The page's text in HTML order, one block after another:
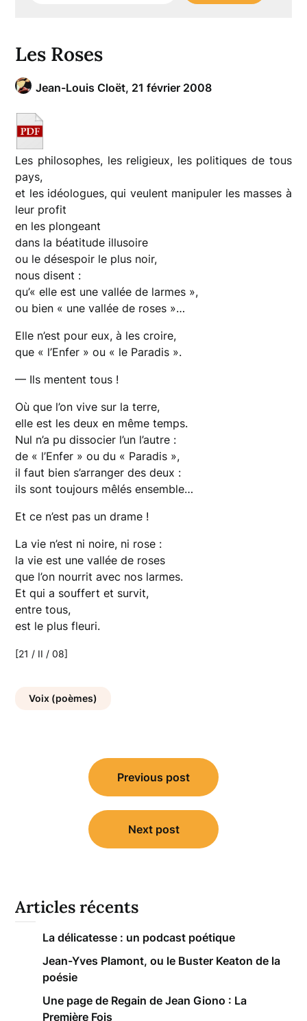
Les Roses
Jean-Louis Cloët, 21 février 2008
Les philosophes, les religieux, les politiques de tous
pays,
et les idéologues, qui veulent manipuler les masses à
leur profit
en les plongeant
dans la béatitude illusoire
ou le désespoir le plus noir,
nous disent :
qu’« elle est une vallée de larmes »,
ou bien « une vallée de roses »…
Elle n’est pour eux, à les croire,
que « l’Enfer » ou « le Paradis ».
— Ils mentent tous !
Où que l’on vive sur la terre,
elle est les deux en même temps.
Nul n’a pu dissocier l’un l’autre :
de « l’Enfer » ou du « Paradis »,
il faut bien s’arranger des deux :
ils sont toujours mêlés ensemble…
Et ce n’est pas un drame !
La vie n’est ni noire, ni rose :
la vie est une vallée de roses
que l’on nourrit avec nos larmes.
Et qui a souffert et survit,
entre tous,
est le plus fleuri.
[21 / II / 08]
Voix (poèmes)
Navigation
Previous post
Next post
Articles récents
La délicatesse : un podcast poétique
Jean-Yves Plamont, ou le Buster Keaton de la
poésie
Une page de Regain de Jean Giono : La
Première Fois